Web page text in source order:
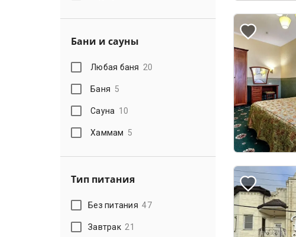
Бани и сауны
Любая баня 20
Баня 5
Сауна 10
Хаммам 5
Тип питания
Без питания 47
Завтрак 21